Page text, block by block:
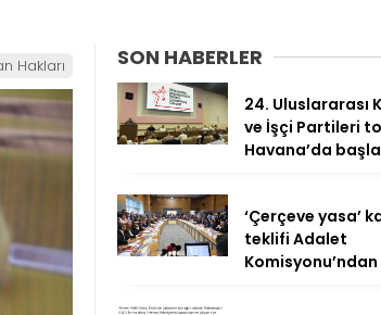
Hakları SON HABERLER
24. Uluslararası
ve İşçi Partileri
Havana’da
‘Çerçeve yasa’
teklifi Adalet